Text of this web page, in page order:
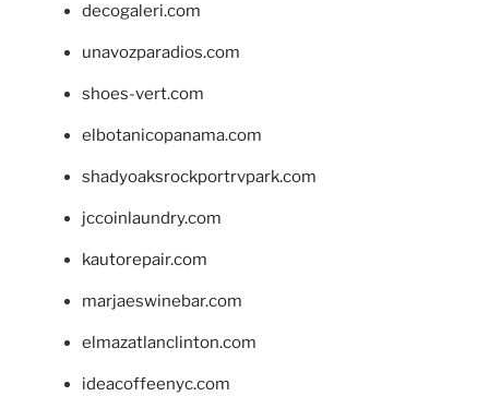
decogaleri.com
unavozparadios.com
shoes-vert.com
elbotanicopanama.com
shadyoaksrockportrvpark.com
jccoinlaundry.com
kautorepair.com
marjaeswinebar.com
elmazatlanclinton.com
ideacoffeenyc.com